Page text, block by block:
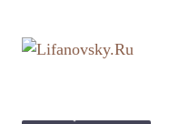
содержимому